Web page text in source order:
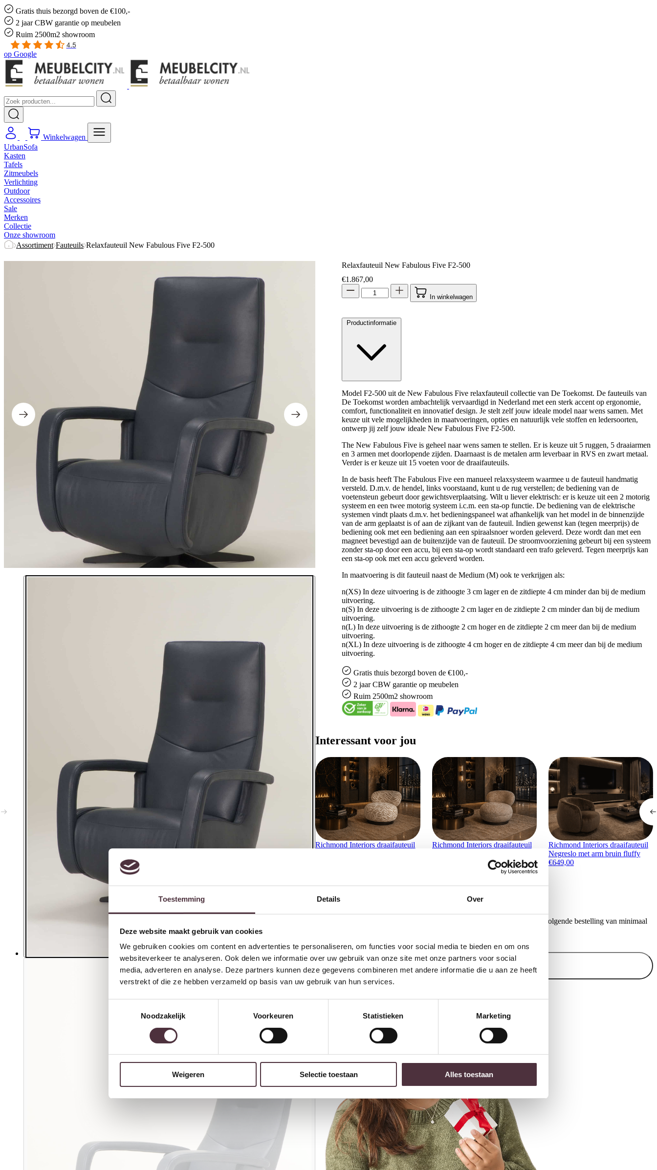
Toestemming Details Over
Deze website maakt gebruik van cookies
We gebruiken cookies om content en advertenties te personaliseren, om functies voor social media te bieden en om ons
websiteverkeer te analyseren. Ook delen we informatie over uw gebruik van onze site met onze partners voor social
media, adverteren en analyse. Deze partners kunnen deze gegevens combineren met andere informatie die u aan ze heeft
verstrekt of die ze hebben verzameld op basis van uw gebruik van hun services.
Noodzakelijk
Voorkeuren Statistieken Marketing
Weigeren Selectie toestaan Alles toestaan
Gratis thuis bezorgd boven de €100,-
2 jaar CBW garantie op meubelen
Ruim 2500m2 showroom
4.5
op Google
Winkelwagen
UrbanSofa
Kasten
Tafels
Zitmeubels
Verlichting
Outdoor
Accessoires
Sale
Merken
Collectie
Onze showroom
Assortiment Fauteuils Relaxfauteuil New Fabulous Five F2-500
Relaxfauteuil New Fabulous Five F2-500
€1.867,00
In winkelwagen
Productinformatie
Model F2-500 uit de New Fabulous Five relaxfauteuil collectie van De Toekomst. De fauteuils van
De Toekomst worden ambachtelijk vervaardigd in Nederland met een sterk accent op ergonomie,
comfort, functionaliteit en innovatief design. Je stelt zelf jouw ideale model naar wens samen. Met
keuze uit vele mogelijkheden in maatvoeringen, opties en natuurlijk vele stoffen en ledersoorten,
ontwerp jij zelf jouw ideale New Fabulous Five F2-500.
The New Fabulous Five is geheel naar wens samen te stellen. Er is keuze uit 5 ruggen, 5 draaiarmen
en 3 armen met doorlopende zijden. Daarnaast is de metalen arm leverbaar in RVS en zwart metaal.
Verder is er keuze uit 15 voeten voor de draaifauteuils.
In de basis heeft The Fabulous Five een manueel relaxsysteem waarmee u de fauteuil handmatig
versteld. D.m.v. de hendel, links voorstaand, kunt u de rug verstellen; de bediening van de
voetensteun gebeurt door gewichtsverplaatsing. Wilt u liever elektrisch: er is keuze uit een 2 motorig
systeem en een twee motorig systeem i.c.m. een sta-op functie. De bediening van de elektrische
systemen vindt plaats d.m.v. het bedieningspaneel wat afhankelijk van het model in de binnenzijde
van de arm geplaatst is of aan de zijkant van de fauteuil. Indien gewenst kan (tegen meerprijs) de
bediening ook met een bediening aan een spiraalsnoer worden geleverd. Deze wordt dan met een
magneet bevestigd aan de buitenzijde van de fauteuil. De stroomvoorziening gebeurt bij een systeem
zonder sta-op door een accu, bij een sta-op wordt standaard een trafo geleverd. Tegen meerprijs kan
een sta-op ook met een accu geleverd worden.
In maatvoering is dit fauteuil naast de Medium (M) ook te verkrijgen als:
n(XS) In deze uitvoering is de zithoogte 3 cm lager en de zitdiepte 4 cm minder dan bij de medium
uitvoering.
n(S) In deze uitvoering is de zithoogte 2 cm lager en de zitdiepte 2 cm minder dan bij de medium
uitvoering.
n(L) In deze uitvoering is de zithoogte 2 cm hoger en de zitdiepte 2 cm meer dan bij de medium
uitvoering.
n(XL) In deze uitvoering is de zithoogte 4 cm hoger en de zitdiepte 4 cm meer dan bij de medium
uitvoering.
Gratisthuis bezorgd boven de €100,-
2 jaar CBW garantieop meubelen
Ruim 2500m2 showroom
Interessant voor jou
Richmond Interiors draaifauteuil
Richmond Interiors draaifauteuil
Richmond Interiors draaifauteuil
Negreslo met arm bruin fluffy
€649,00
Ontvang €20,- shoptegoed
Meldt u aan voor onze nieuwsbrief en ontvang €20,- shoptegoed voor uw volgende bestelling van minimaal
Inschrijven